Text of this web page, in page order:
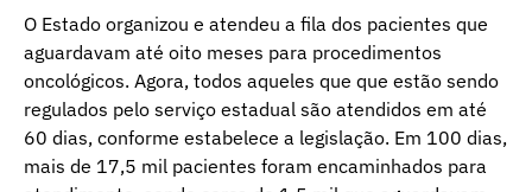
O Estado organizou e atendeu a fila dos pacientes que
aguardavam até oito meses para procedimentos
oncológicos. Agora, todos aqueles que que estão sendo
regulados pelo serviço estadual são atendidos em até
60 dias, conforme estabelece a legislação. Em 100 dias,
mais de 17,5 mil pacientes foram encaminhados para